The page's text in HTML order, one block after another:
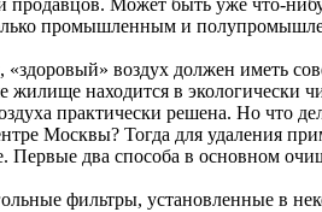
продавцов. Может быть уже что-
промышленным и
воздух должен иметь
жилище находится в экологически
практически решена. Но что
Москвы? Тогда для удаления
Первые два способа в основном
фильтры, установленные в